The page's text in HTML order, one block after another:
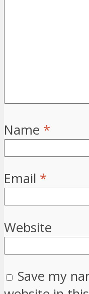
Name *
Email *
Website
Save my